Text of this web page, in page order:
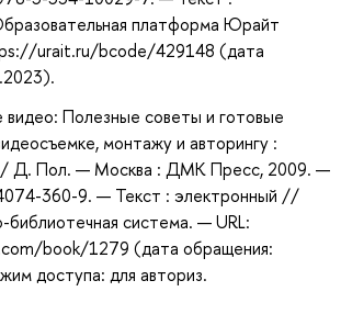
платформа Юрайт
urait.ru/bcode/429148 (дата
Полезные советы и готовые
монтажу и авторингу :
/ Д. Пол. — Москва : ДМК Пресс, 2009. —
360-9. — Текст : электронный //
библиотечная система. — URL:
book/1279 (дата обращения:
доступа: для авториз.